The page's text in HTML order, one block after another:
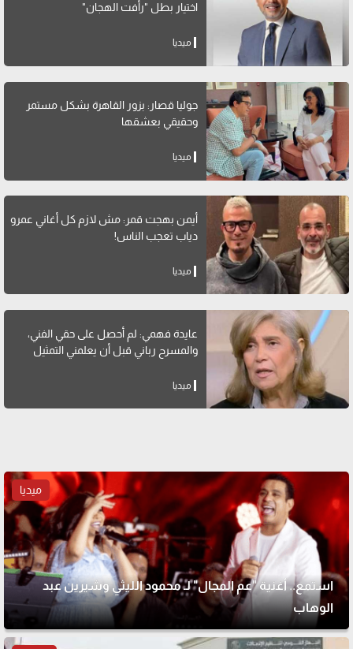
اختيار بطل "رأفت الهجان"
ميديا
جوليا قصار: بزور القاهرة بشكل مستمر
وحقيقي بعشقها
ميديا
أيمن بهجت قمر: مش لازم كل أغاني عمرو
دياب تعجب الناس!
ميديا
عايدة فهمي: لم أحصل على حقي الفني،
والمسرح رباني قبل أن يعلمني التمثيل
ميديا
ميديا
استمع.. أغنية "عم المجال" لـ محمود الليثي وشيرين عبد
الوهاب